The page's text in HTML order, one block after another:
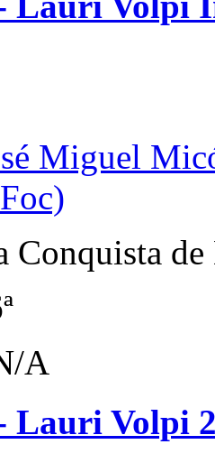
Miguel
Conquista
A
Lauri Volpi